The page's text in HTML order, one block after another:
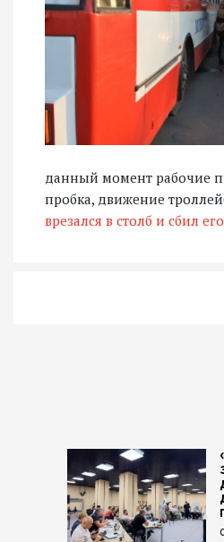
данный момент рабочие
пробка, движение
врезался в столб и сбил его